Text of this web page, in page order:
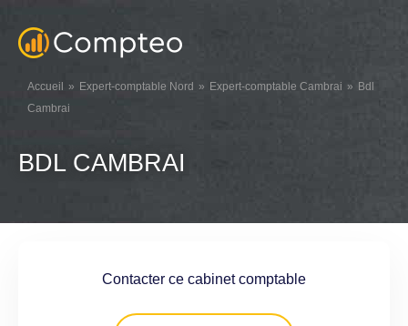
Accueil Expert-comptable Nord Expert-comptable Cambrai
Bdl
Cambrai
BDL CAMBRAI
Contacter ce cabinet comptable